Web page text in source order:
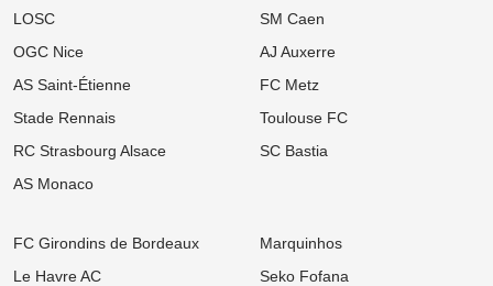
LOSC
OGC Nice
AS Saint-Étienne
Stade Rennais
RC Strasbourg Alsace
AS Monaco
SM Caen
AJ Auxerre
FC Metz
Toulouse FC
SC Bastia
FC Girondins de Bordeaux
Le Havre AC
Marquinhos
Seko Fofana